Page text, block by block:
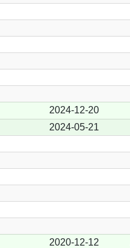
2024-12-20
2024-05-21
2020-12-12